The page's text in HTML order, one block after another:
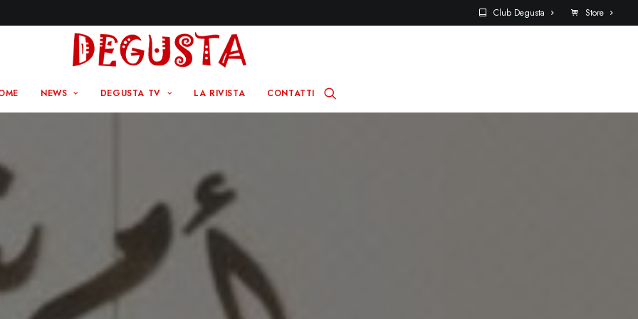
Club Degusta Store
NEWS DEGUSTA TV LA RIVISTA CONTATTI